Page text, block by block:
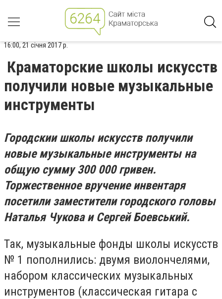
16:00, 21 січня 2017 р.
Краматорские школы искусств
получили новые музыкальные
инструменты
Городскии школы искусств получили
новые музыкальные инструменты на
общую сумму 300 000 гривен.
Торжественное вручение инвентаря
посетили заместители городского головы
Наталья Чукова и Сергей Боевський.
Так, музыкальные фонды школы искусств
№ 1 пополнились: двумя виолончелями,
набором классических музыкальных
инструментов (классическая гитара с